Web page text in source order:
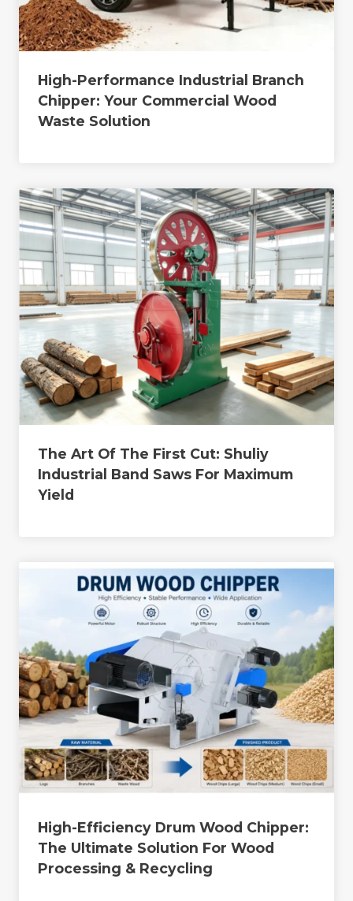
High-Performance Industrial Branch
Chipper: Your Commercial Wood
Waste Solution
The Art Of The First Cut: Shuliy
Industrial Band Saws For Maximum
Yield
High-Efficiency Drum Wood Chipper:
The Ultimate Solution For Wood
Processing & Recycling